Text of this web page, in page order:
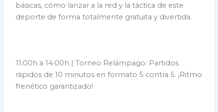
básicas, cómo lanzar a la red y la táctica de este
deporte de forma totalmente gratuita y divertida.
11:00h a 14:00h | Torneo Relámpago: Partidos
rápidos de 10 minutos en formato 5 contra 5. ¡Ritmo
frenético garantizado!